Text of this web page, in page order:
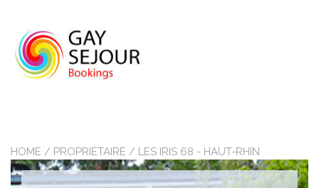
content
HOME / PROPRIÉTAIRE / LES IRIS 68 - HAUT-RHIN